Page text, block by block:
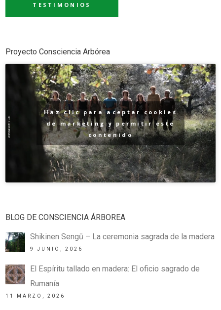
TESTIMONIOS
Proyecto Consciencia Arbórea
Haz clic para aceptar cookies
de marketing y permitir este
contenido
BLOG DE CONSCIENCIA ÁRBOREA
Shikinen Sengū – La ceremonia sagrada de la madera
9 JUNIO, 2026
El Espíritu tallado en madera: El oficio sagrado de
Rumanía
11 MARZO, 2026